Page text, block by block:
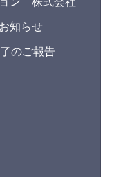
知らせ
のご報告